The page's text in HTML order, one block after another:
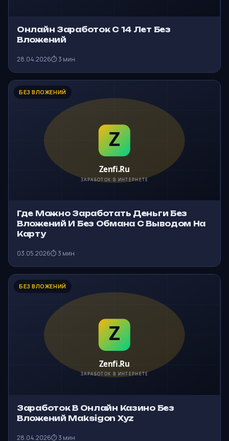
Онлайн Заработок С 14 Лет Без
Вложений
28.04.2026⏱ 3 мин
БЕЗ ВЛОЖЕНИЙ
Где Можно Заработать Деньги Без
Вложений И Без Обмана С Выводом На
Карту
03.05.2026⏱ 3 мин
БЕЗ ВЛОЖЕНИЙ
Заработок В Онлайн Казино Без
Вложений Maksigon Xyz
28.04.2026⏱ 3 мин